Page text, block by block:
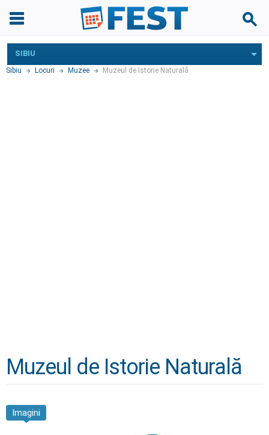
SIBIU
Sibiu Locuri Muzee Muzeul de Istorie Naturală
Muzeul de Istorie Naturală
Imagini